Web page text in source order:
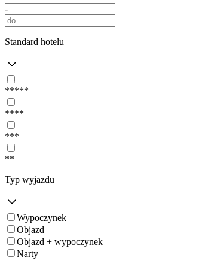
-
Standard hotelu
*****
****
***
**
Typ wyjazdu
Wypoczynek
Objazd
Objazd + wypoczynek
Narty